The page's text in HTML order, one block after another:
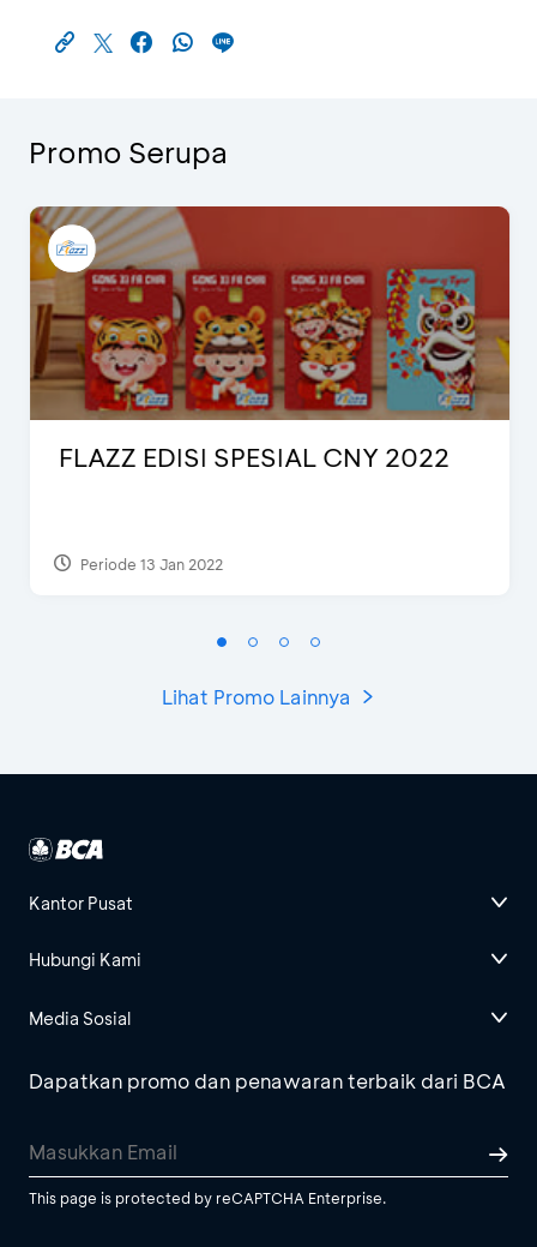
Promo Serupa
FLAZZ EDISI SPESIAL CNY 2022
Periode 13 Jan 2022
Lihat Promo Lainnya
Kantor Pusat
Hubungi Kami
Media Sosial
Dapatkan promo dan penawaran terbaik dari BCA
This page is protected by reCAPTCHA Enterprise.